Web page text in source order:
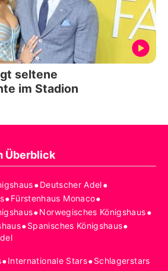
seltene
im Stadion
Überblick
•Deutscher Adel•
•Fürstenhaus Monaco•
•Norwegisches Königshaus•
•Spanisches Königshaus•
•Internationale Stars•Schlagerstars